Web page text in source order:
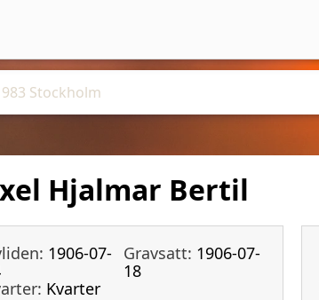
Hjalmar Bertil
1906-07-
Gravsatt: 1906-07-
18
Kvarter